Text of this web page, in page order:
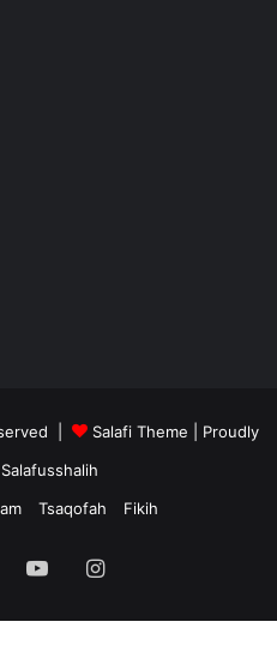
| Salafi Theme | Proudly
Salafusshalih
Tsaqofah Fikih
Twitter YouTubeInstagram